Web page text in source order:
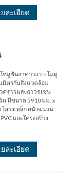
ละเอียด
โซลูชันอาคารแบบโมดู
มิตรกับสิ่งแวดล้อม
ราวและถาวร เช่น
น มีขนาด 5910 มม. x
ครงเหล็ก ผนังฉนวน
และโครงสร้าง
ละเอียด